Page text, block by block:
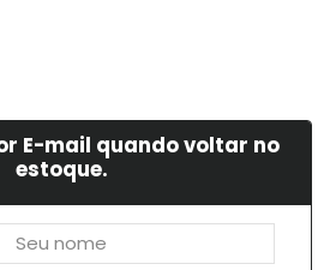
E-mail quando voltar no
estoque.